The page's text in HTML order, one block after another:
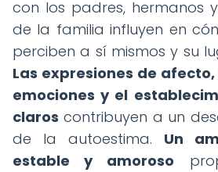
con los padres, hermanos
de la familia influyen en
perciben a sí mismos y su
Las expresiones de
emociones y el
claros contribuyen a un
de la autoestima. Un
estable y amoroso